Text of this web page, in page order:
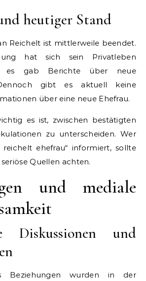
heutiger Stand
Reichelt ist mittlerweile beendet.
hat sich sein Privatleben
es gab Berichte über neue
gibt es aktuell keine
über eine neue Ehefrau.
es ist, zwischen bestätigten
zu unterscheiden. Wer
ehefrau“ informiert, sollte
Quellen achten.
und mediale
Diskussionen und
Beziehungen wurden in der